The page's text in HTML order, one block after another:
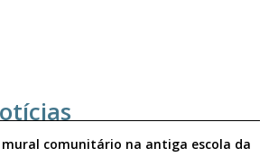
comunitário na antiga escola da